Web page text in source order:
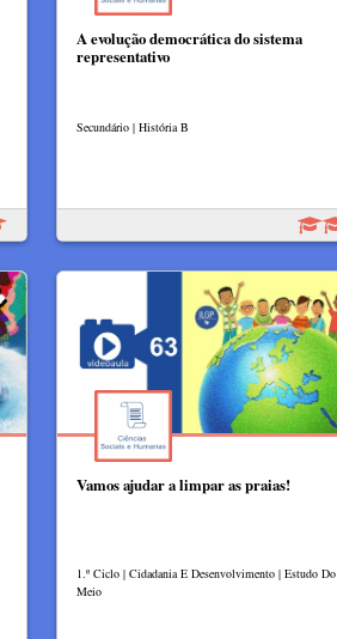
A evolução democrática do sistema
representativo
Secundário | História B
Vamos ajudar a limpar as praias!
1.º Ciclo | Cidadania E Desenvolvimento | Estudo Do
Meio